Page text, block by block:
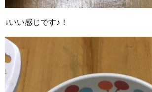
↓いい感じです♪！